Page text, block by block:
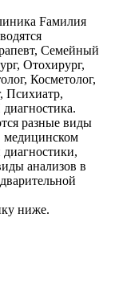
Fамилия
Семейный
Отохирург,
Косметолог,
Психиатр,
разные виды
медицинском
анализов в
ниже.